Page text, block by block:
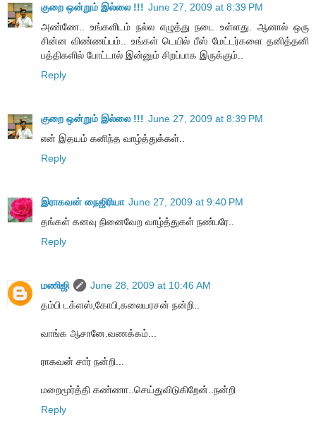
குறை ஒன்றும் இல்லை !!! June 27, 2009 at 8:39 PM
அண்ணே.. உங்களிடம் நல்ல எழுத்து நடை உள்ளது. ஆனால் ஒரு
சின்ன விண்ணப்பம்.. உங்கள் டெயில் பீஸ் மேட்டர்களை தனித்தனி
பத்திகளில் போட்டால் இன்னும் சிறப்பாக இருக்கும்..
Reply
குறை ஒன்றும் இல்லை !!! June 27, 2009 at 8:39 PM
என் இதயம் கனிந்த வாழ்த்துக்கள்..
Reply
இராகவன் நைஜிரியா June 27, 2009 at 9:40 PM
தங்கள் கனவு நினைவேற வாழ்த்துகள் நண்பரே..
Reply
மணிஜி
June 28, 2009 at 10:46 AM
தம்பி டக்ளஸ்,கோபி,கலையரசன் நன்றி..
வாங்க ஆசானே.வணக்கம்...
ராகவன் சார் நன்றி...
மறைமூர்த்தி கண்ணா..செய்துவிடுகிறேன்..நன்றி
Reply